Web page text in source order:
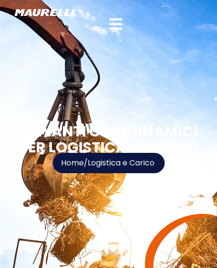
IMPIANTI OLEODINAMICI
PER LOGISTICA E CARICO
Home/Logistica e Carico